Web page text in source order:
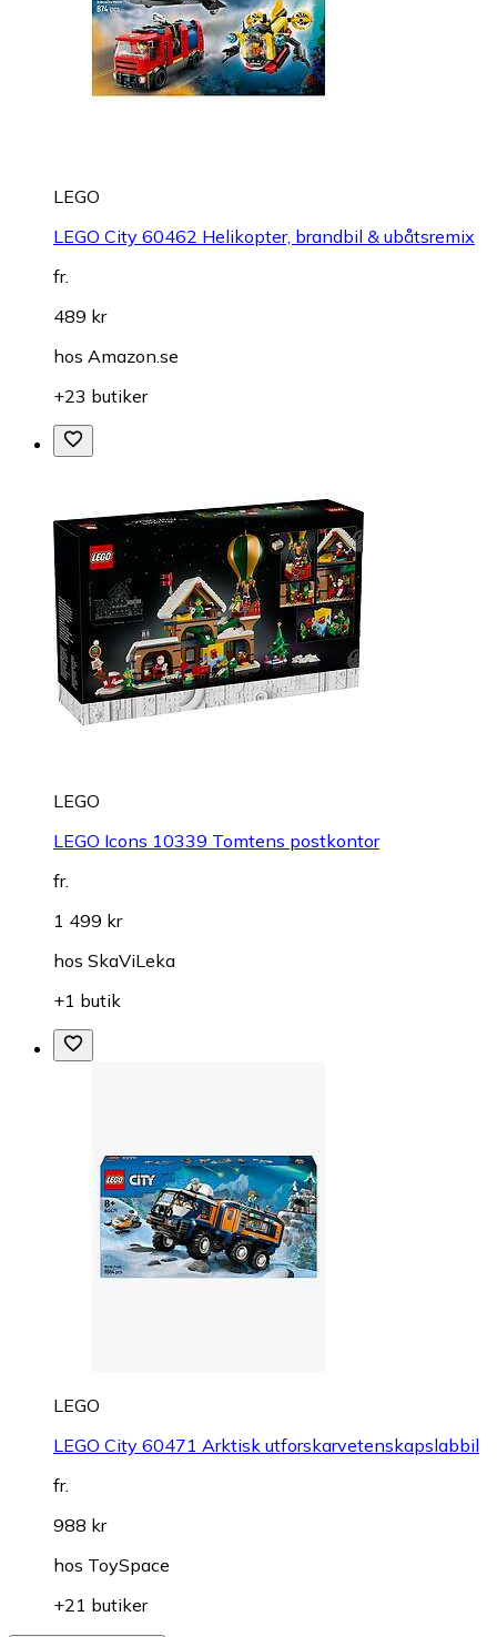
LEGO
LEGO City 60462 Helikopter, brandbil & ubåtsremix
fr.
489 kr
hos Amazon.se
+23 butiker
LEGO
LEGO Icons 10339 Tomtens postkontor
fr.
1 499 kr
hos SkaViLeka
+1 butik
LEGO
LEGO City 60471 Arktisk utforskarvetenskapslabbil
fr.
988 kr
hos ToySpace
+21 butiker